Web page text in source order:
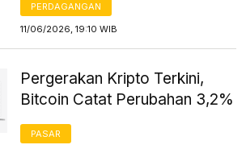
PERDAGANGAN
11/06/2026, 19:10 WIB
Pergerakan Kripto Terkini,
Bitcoin Catat Perubahan 3,2%
PASAR